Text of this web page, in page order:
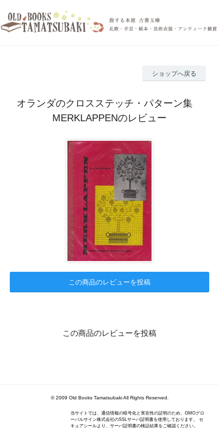
ショップへ戻る
オランダのクロスステッチ・パターン集
MERKLAPPENのレビュー
この商品のレビューを投稿
この商品のレビューを投稿
© 2009 Old Books Tamatsubaki All Rights Reserved.
当サイトでは、通信情報の暗号化と実在性の証明のため、GMOグロ
ーバルサイン株式会社のSSLサーバ証明書を使用しております。 セ
キュアシールより、サーバ証明書の検証結果をご確認ください。